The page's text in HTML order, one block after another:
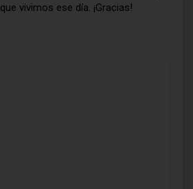
que vivimos ese día. ¡Gracias!